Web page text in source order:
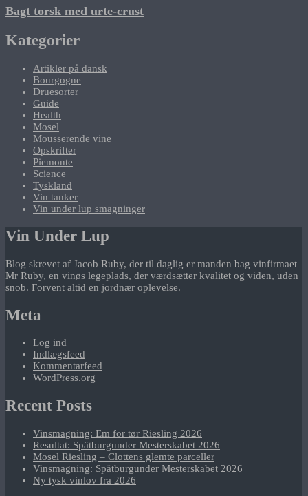
Bagt torsk med urte-crust
Kategorier
Artikler på dansk
Bourgogne
Druesorter
Guide
Health
Mosel
Mousserende vine
Opskrifter
Piemonte
Science
Tyskland
Vin tanker
Vin under lup smagninger
Vin Under Lup
Blog skrevet af Jacob Ruby, der til daglig er manden bag vinfirmaet
Mr Ruby, en vinøs legeplads, der værdsætter kvalitet og viden, uden
snob. Forvent altid en jordnær oplevelse.
Meta
Log ind
Indlægsfeed
Kommentarfeed
WordPress.org
Recent Posts
Vinsmagning: Em for tør Riesling 2026
Resultat: Spätburgunder Mesterskabet 2026
Mosel Riesling – Clottens glemte parceller
Vinsmagning: Spätburgunder Mesterskabet 2026
Ny tysk vinlov fra 2026